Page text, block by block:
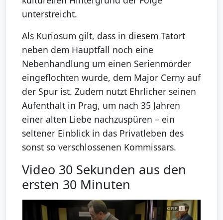
unterstreicht.
Als Kuriosum gilt, dass in diesem Tatort
neben dem Hauptfall noch eine
Nebenhandlung um einen Serienmörder
eingeflochten wurde, dem Major Cerny auf
der Spur ist. Zudem nutzt Ehrlicher seinen
Aufenthalt in Prag, um nach 35 Jahren
einer alten Liebe nachzuspüren – ein
seltener Einblick in das Privatleben des
sonst so verschlossenen Kommissars.
Video 30 Sekunden aus den
ersten 30 Minuten